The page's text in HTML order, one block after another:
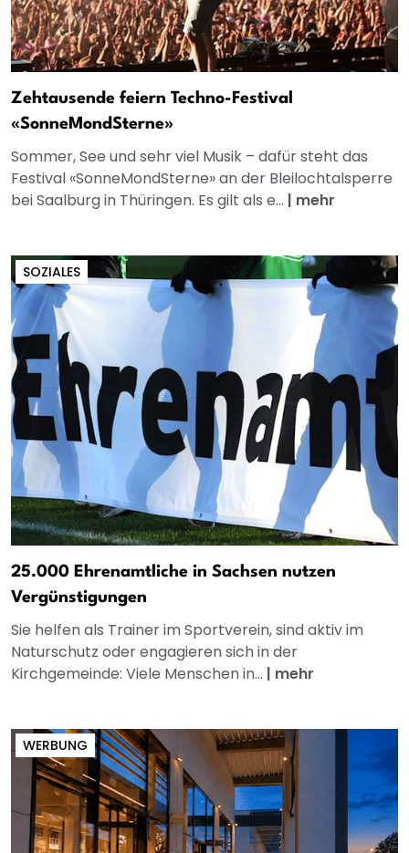
Zehtausende feiern Techno-Festival
«SonneMondSterne»
Sommer, See und sehr viel Musik – dafür steht das
Festival «SonneMondSterne» an der Bleilochtalsperre
bei Saalburg in Thüringen. Es gilt als e... | mehr
SOZIALES
25.000 Ehrenamtliche in Sachsen nutzen
Vergünstigungen
Sie helfen als Trainer im Sportverein, sind aktiv im
Naturschutz oder engagieren sich in der
Kirchgemeinde: Viele Menschen in... | mehr
WERBUNG